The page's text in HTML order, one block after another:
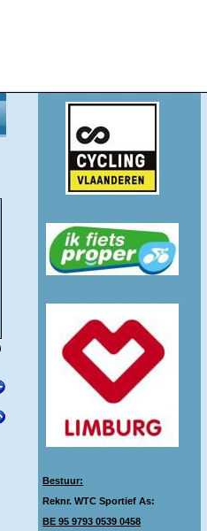
Bestuur:
Reknr. WTC Sportief As:
BE 95 9793 0539 0458